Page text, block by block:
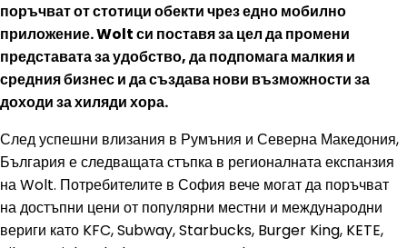
поръчват от стотици обекти чрез едно мобилно
приложение. Wolt си поставя за цел да промени
представата за удобство, да подпомага малкия и
средния бизнес и да създава нови възможности за
доходи за хиляди хора.
След успешни влизания в Румъния и Северна Македония,
България е следващата стъпка в регионалната експанзия
на Wolt. Потребителите в София вече могат да поръчват
на достъпни цени от популярни местни и международни
вериги като KFC, Subway, Starbucks, Burger King, KETE,